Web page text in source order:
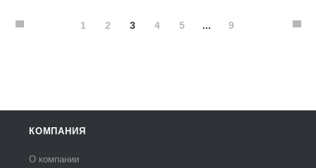
1 2 3 4 5 ... 9
КОМПАНИЯ
О компании